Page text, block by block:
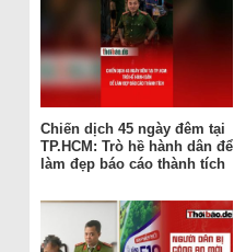
Chiến dịch 45 ngày đêm tại
TP.HCM: Trò hề hành dân để
làm đẹp báo cáo thành tích